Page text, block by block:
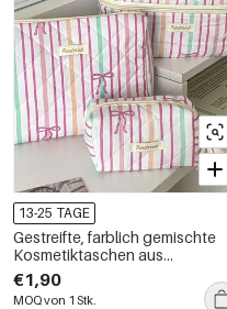
13-25 TAGE
Gestreifte, farblich gemischte
Kosmetiktaschen aus
Baumwolle mit Schleife, Damen-
Make-up-Taschen
€1,90
MOQ von 1 Stk.